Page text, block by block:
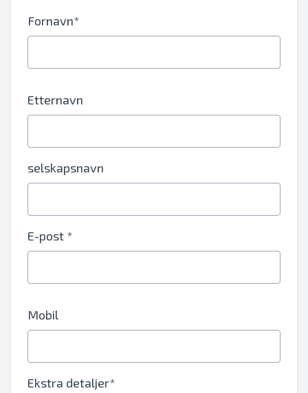
Fornavn*
Etternavn
selskapsnavn
E-post *
Mobil
Ekstra detaljer*